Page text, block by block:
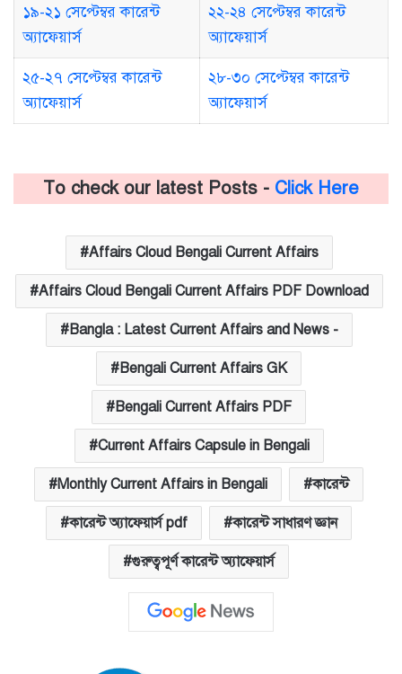
১৯-২১ সেপ্টেম্বর কারেন্ট
অ্যাফেয়ার্স
২২-২৪ সেপ্টেম্বর কারেন্ট
অ্যাফেয়ার্স
২৫-২৭ সেপ্টেম্বর কারেন্ট
অ্যাফেয়ার্স
২৮-৩০ সেপ্টেম্বর কারেন্ট
অ্যাফেয়ার্স
To check our latest Posts - Click Here
Affairs Cloud Bengali Current Affairs
Affairs Cloud Bengali Current Affairs PDF Download
Bangla : Latest Current Affairs and News -
Bengali Current Affairs GK
Bengali Current Affairs PDF
Current Affairs Capsule in Bengali
Monthly Current Affairs in Bengali কারেন্ট
কারেন্ট অ্যাফেয়ার্স pdf কারেন্ট সাধারণ জ্ঞান
গুরুত্বপূর্ণ কারেন্ট অ্যাফেয়ার্স